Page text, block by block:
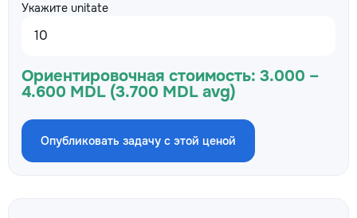
Укажите unitate
Ориентировочная стоимость: 3.000 –
4.600 MDL (3.700 MDL avg)
Опубликовать задачу с этой ценой